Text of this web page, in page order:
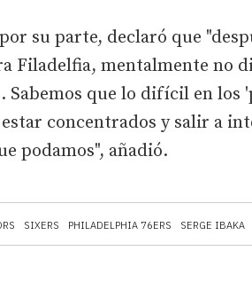
SIXERS PHILADELPHIA 76ERS SERGE IBAKA
su parte, declaró que
Filadelfia, mentalmente no
Sabemos que lo difícil en los
concentrados y salir a
podamos", añadió.